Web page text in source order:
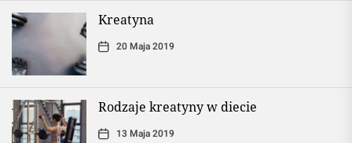
Kreatyna
20 Maja 2019
Rodzaje kreatyny w diecie
13 Maja 2019